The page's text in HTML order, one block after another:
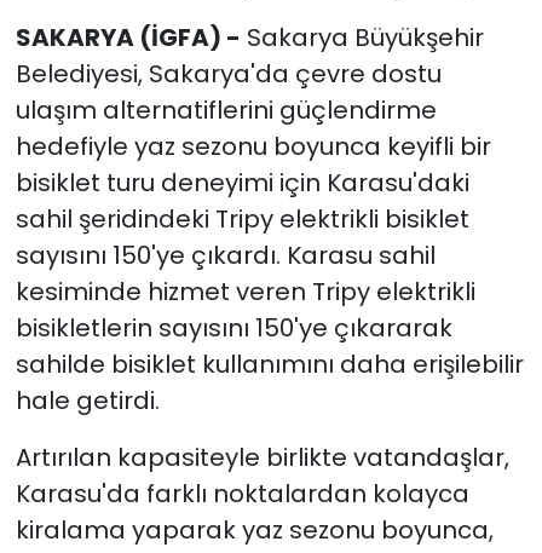
SAKARYA (İGFA) - Sakarya Büyükşehir
Belediyesi, Sakarya'da çevre dostu
ulaşım alternatiflerini güçlendirme
hedefiyle yaz sezonu boyunca keyifli bir
bisiklet turu deneyimi için Karasu'daki
sahil şeridindeki Tripy elektrikli bisiklet
sayısını 150'ye çıkardı. Karasu sahil
kesiminde hizmet veren Tripy elektrikli
bisikletlerin sayısını 150'ye çıkararak
sahilde bisiklet kullanımını daha erişilebilir
hale getirdi.
Artırılan kapasiteyle birlikte vatandaşlar,
Karasu'da farklı noktalardan kolayca
kiralama yaparak yaz sezonu boyunca,